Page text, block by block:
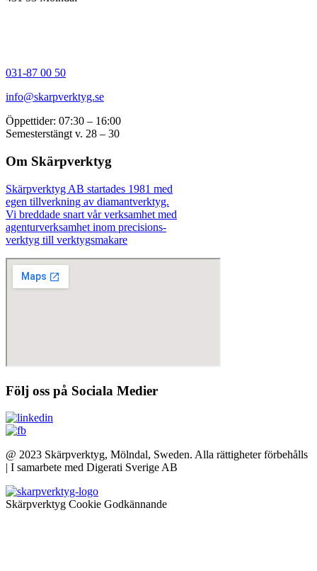
031-87 00 50
info@skarpverktyg.se
Öppettider: 07:30 – 16:00
Semesterstängt v. 28 – 30
Om Skärpverktyg
Skärpverktyg AB startades 1981 med
egen tillverkning av diamantverktyg.
Vi breddade snart vår verksamhet med
agenturverksamhet inom precisions-
verktyg till verktygsmakare
Följ oss på Sociala Medier
@ 2023 Skärpverktyg, Mölndal, Sweden. Alla rättigheter förbehålls
| I samarbete med Digerati Sverige AB
Skärpverktyg Cookie Godkännande